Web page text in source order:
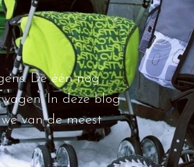
De één nog
In deze blog
van de meest